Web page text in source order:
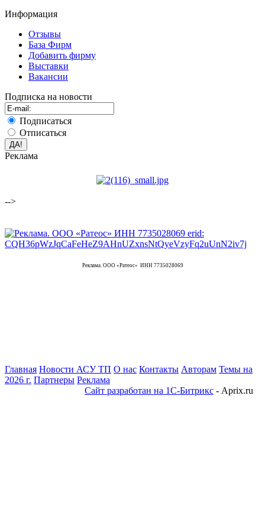
Информация
Отзывы
База Фирм
Добавить фирму
Выставки
Вакансии
Подписка на новости
Подписаться
Отписаться
Реклама
-->
Реклама. ООО «Ратеос» ИНН 7735028069
Главная Новости АСУ ТП О нас Контакты Авторам Темы на
2026 г. Партнеры Реклама
Сайт разработан на 1С-Битрикс - Aprix.ru